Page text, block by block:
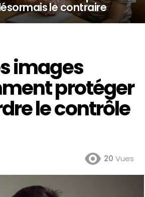
le contraire
images
protéger
le contrôle
20 Vues